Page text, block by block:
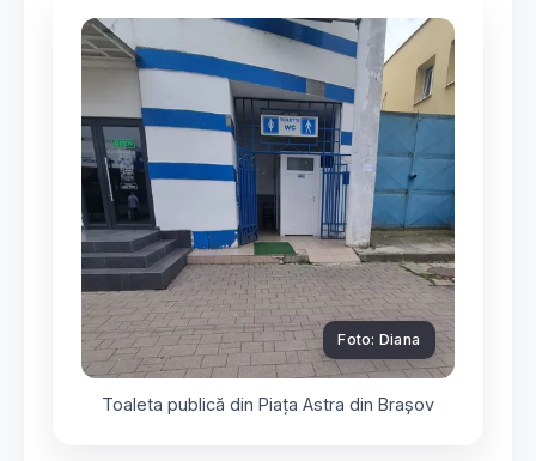
Foto: Diana
Toaleta publică din Piața Astra din Brașov